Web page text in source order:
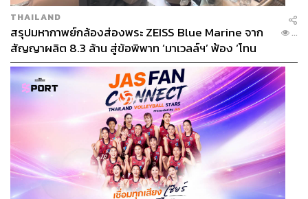
THAILAND
สรุปมหากาพย์กล้องส่องพระ ZEISS Blue Marine จาก
สัญญาผลิต 8.3 ล้าน สู่ข้อพิพาท ‘มาเวลล์ฯ’ ฟ้อง ‘โทน
บางแค’ ผิดนัดจ่ายหนี้-แอบระบุแบรนด์
...